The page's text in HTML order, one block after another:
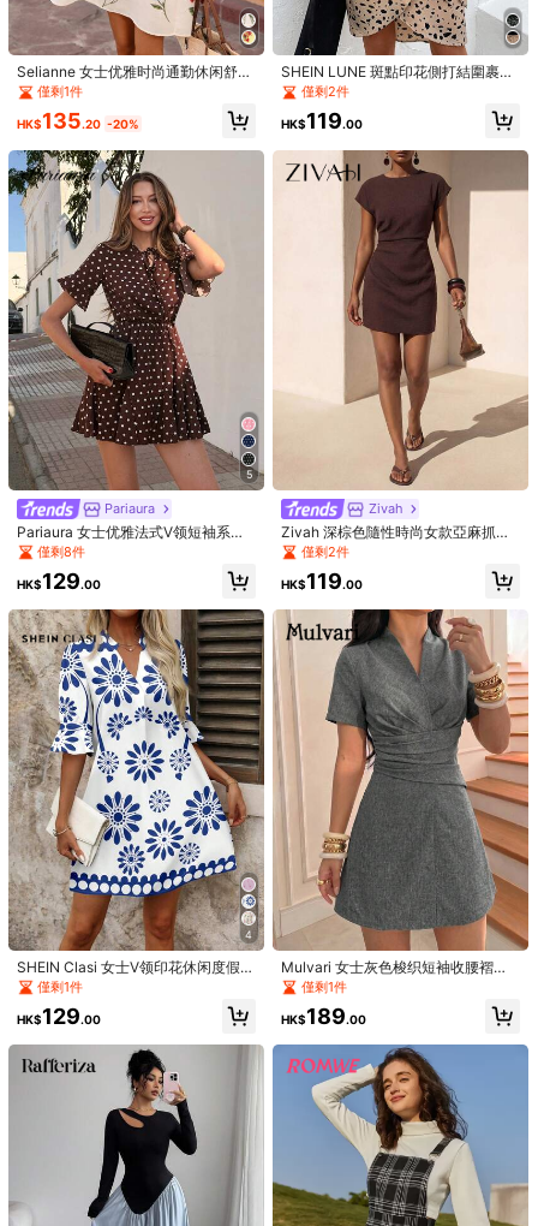
尺寸指南
不是你的尺碼？ Tell us
配送到 Hong Kong China
免運費(Orders ≥ HK$199.00)
​Est. Delivery:8月13日 - 8月14日
Returns Accepted
安全支付 · 隱私保護
5.00 查看更多
偏小
0%
偏大
精美高檔(1) 不透(1) 美麗(1) 品質好(1)
l***t 顏色: 彩色 / 尺寸: M
Boughtfor mycousin , it looks beautiful
e***a 顏色: 彩色 / 尺寸: XXL
beautifulcolur
有幫助 (0)
L***a 顏色: 彩色 / 尺寸: L
Muybonito
有幫助(0)
6***9 顏色: 彩色 / 尺寸: M
Product Quality:nice
有幫助(0)
Product Details
Composition:
95% 滌綸, 5% 彈力纖維
看更多
Hangfeng Clothing
4.87 5.8K 追蹤者
4.87 5.8K 追蹤者
4.87 5.8K 追蹤者
c***b正在瀏覽
4.87
5.8K 追蹤者
最近售出 72K 33K 再次購買
Selianne 女士优雅时尚通勤休闲舒适
迷人复古简约高端浪漫假日宽松V领
中长款印花连衣裙，泡泡袖，金色丝
带饰边
僅剩1件
HK$135.20 -20%
5
Pariaura
Pariaura 女士优雅法式V领短袖系腰
荷叶边下摆波点短裙，春夏款
僅剩8件
HK$129.00
4
SHEIN Clasi 女士V领印花休闲度假连
衣裙僅剩1件
HK$129.00
SHEIN LUNE 斑點印花側打結圍裹下
擺掛脖連衣裙
僅剩2件
HK$119.00
Zivah
Zivah 深棕色隨性時尚女款亞麻抓皺
腰迷你緊身洋裝，適合早午餐、度
假、海灘、婚禮賓客、波希米亞休閒
派對的夏季洋裝
僅剩2件
HK$119.00
Mulvari 女士灰色梭织短袖收腰褶裥
交叉领A字优雅浪漫连衣裙，春夏款
僅剩1件
HK$189.00